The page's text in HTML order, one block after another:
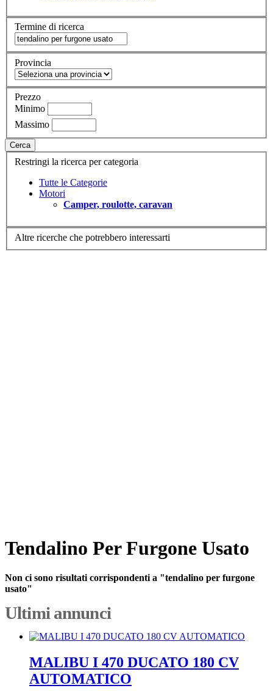
Termine di ricerca
Provincia
Prezzo
Minimo
Massimo
Cerca
Restringi la ricerca per categoria
Tutte le Categorie
Motori
Camper, roulotte, caravan
Altre ricerche che potrebbero interessarti
Tendalino Per Furgone Usato
Non ci sono risultati corrispondenti a "tendalino per furgone
usato"
Ultimi annunci
MALIBU I 470 DUCATO 180 CV
AUTOMATICO